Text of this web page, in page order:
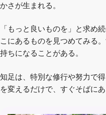
かさが生まれる。
「もっと良いものを」と求め
こにあるものを見つめてみる
持ちになることがある。
知足は、特別な修行や努力で
を変えるだけで、すぐそばに